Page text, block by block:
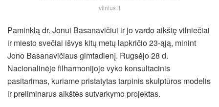
vilnius.lt
Paminklą dr. Jonui Basanavičiui ir jo vardo aikštę vilniečiai
ir miesto svečiai išvys kitų metų lapkričio 23-ąją, minint
Jono Basanavičiaus gimtadienį. Rugsėjo 28 d.
Nacionalinėje filharmonijoje vyko konsultacinis
pasitarimas, kuriame pristatytas tarpinis skulptūros modelis
ir preliminarus aikštės sutvarkymo projektas.